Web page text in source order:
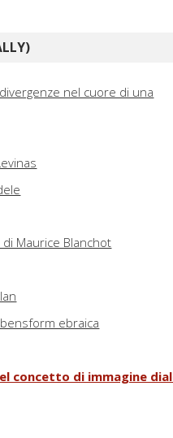
nel cuore di una
Maurice Blanchot
ebraica
concetto di immagine